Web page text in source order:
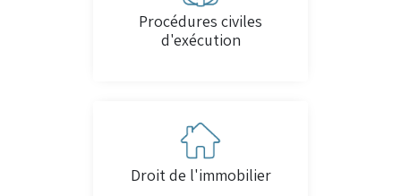
Procédures civiles
d'exécution
Droit de l'immobilier